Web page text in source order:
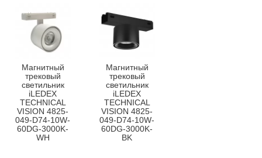
Магнитный
трековый
светильник
iLEDEX
TECHNICAL
VISION 4825-
049-D74-10W-
60DG-3000K-
WH
Магнитный
трековый
светильник
iLEDEX
TECHNICAL
VISION 4825-
049-D74-10W-
60DG-3000K-
BK